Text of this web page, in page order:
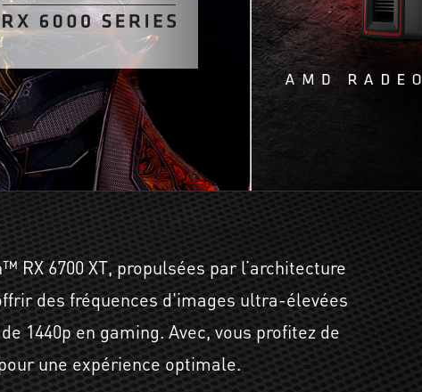
RX 6700 XT, propulsées par l’architecture
des fréquences d'images ultra-élevées
1440p en gaming. Avec, vous profitez de
une expérience optimale.